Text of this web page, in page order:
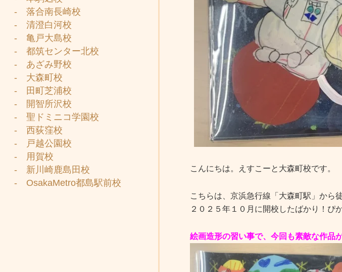
- 落合南長崎校
- 清澄白河校
- 亀戸大島校
- 都筑センター北校
- あざみ野校
- 大森町校
- 田町芝浦校
- 開智所沢校
- 聖ドミニコ学園校
- 西荻窪校
- 戸越公園校
- 用賀校
- 新川崎鹿島田校
- OsakaMetro都島駅前校
こんにちは。えすこーと大森町校です。
こちらは、京浜急行線「大森町駅」から
２０２５年１０月に開校したばかり！ぴ
絵画造形の習い事で、今回も素敵な作品